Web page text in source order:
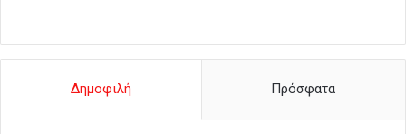
Δημοφιλή Πρόσφατα